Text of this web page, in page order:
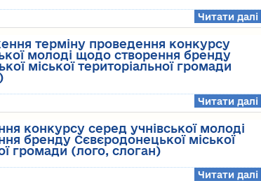
Читати далі
терміну проведення конкурсу
молоді щодо створення бренду
міської територіальної громади
Читати далі
конкурсу серед учнівської молоді
бренду Сєвєродонецької міської
громади (лого, слоган)
Читати далі